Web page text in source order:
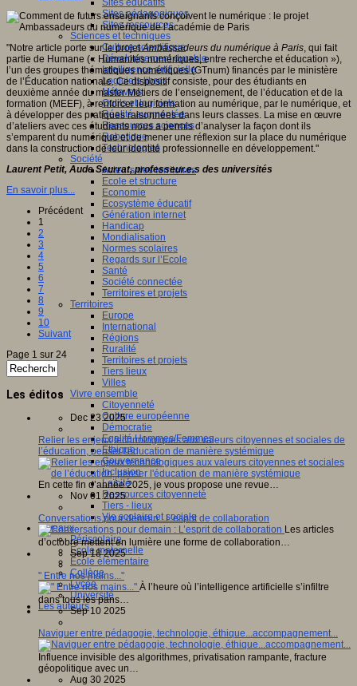
Sites éducatifs
Sites pédagogiques
Sites ressources
Sciences et techniques
Culture scientifique
Développement durable
Intelligence artificielle
Logiciels libres
Métavers
Outils et logiciels
Réalité augmentée
Ressources sciences
Robotique
Technologies
Société
Acteurs des territoires
Ecole et structure
Economie
Ecosystème éducatif
Génération internet
Handicap
Mondialisation
Normes scolaires
Regards sur l’Ecole
Santé
Société connectée
Territoires et projets
Territoires
Europe
International
Régions
Ruralité
Territoires et projets
Tiers lieux
Villes
Vivre ensemble
Citoyenneté
Culture européenne
Démocratie
Egalité Hommes/Femmes
Ethique
Gouvernance
Inclusion
Laïcité
Ressources citoyenneté
Tiers - lieux
Vie scolaire et sociale
Niveaux
Périscolaire
Ecole maternelle
Ecole élémentaire
Collège
Lycée
Université
Les auteurs
"Notre article porte sur le projetAmbassadeurs du numérique à Paris , qui fait
partie de Humane (« Humanités numériques, entre recherche et éducation »),
l’un des groupes thématiques numériques (GTnum) financés par le ministère
de l’Éducation nationale. Ce dispositif consiste, pour des étudiants en
deuxième année du master Métiers de l’enseignement, de l’éducation et de la
formation (MEEF), à renforcer leur formation au numérique, par le numérique, et
à développer des pratiques raisonnées dans leurs classes. La mise en œuvre
d’ateliers avec ces étudiants nous a permis d’analyser la façon dont ils
s’emparent du numérique et de mener une réflexion sur la place du numérique
dans la construction de leur identité professionnelle en développement."
Laurent Petit, Aude Seurrat, professeur.e.s des universités
En savoir plus...
Précédent
1
2
3
4
5
6
7
8
9
10
Suivant
Page 1 sur 24
Les éditos
Dec 23 2025
Relier les enjeux technologiques aux valeurs citoyennes et sociales de
l’éducation, penser l'éducation de manière systémique
En cette fin d’année 2025, je vous propose une revue…
Nov 01 2025
Conversations pour demain : L’esprit de collaboration
Les articles
d’octobre mettent en lumière une forme de collaboration…
Sep 18 2025
" Entre nos mains..."
À l’heure où l’intelligence artificielle s’infiltre
dans tous les pans…
Sep 10 2025
Naviguer entre pédagogie, technologie, éthique...accompagnement...
Influence invisible des algorithmes, privatisation rampante, fracture
géopolitique avec un…
Aug 30 2025